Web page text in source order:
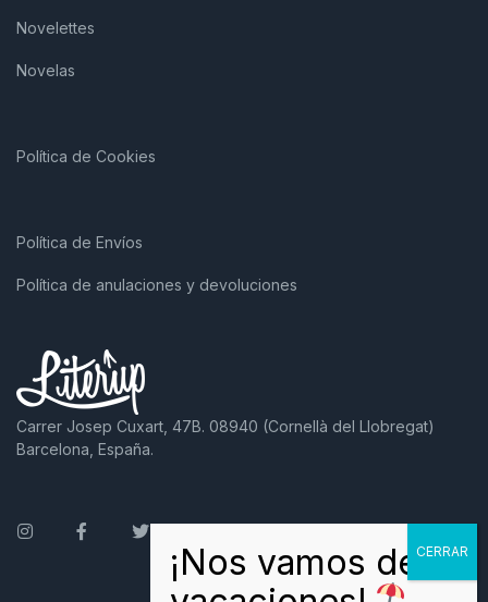
Novelettes
Novelas
Política de Cookies
Política de Envíos
Política de anulaciones y devoluciones
Carrer Josep Cuxart, 47B. 08940 (Cornellà del Llobregat)
Barcelona, España.
InstagramFacebookTwitter